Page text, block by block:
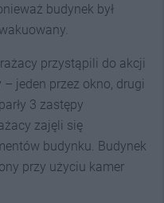
budynek był
przystąpili do akcji
jeden przez okno, drugi
3 zastępy
zajęli się
budynku. Budynek
przy użyciu kamer